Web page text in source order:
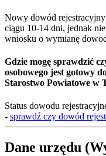
Nowy dowód
ciągu 10-14 dni, jednak
wniosku o wymianę
Gdzie mogę sprawdzić
osobowego jest gotowy
Starostwo Powiatowe w
Status dowodu
- sprawdź czy dowód
Dane urzędu